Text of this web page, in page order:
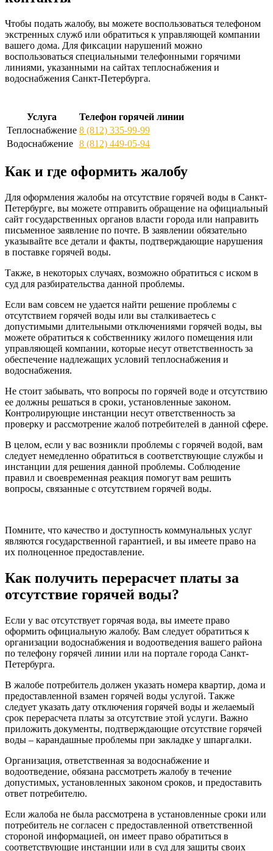
Чтобы подать жалобу, вы можете воспользоваться телефоном
экстренных служб или обратиться к управляющей компании
вашего дома. Для фиксации нарушений можно
воспользоваться специальными телефонными горячими
линиями, указанными на сайтах теплоснабжения и
водоснабжения Санкт-Петербурга.
Услуга
Телефон горячей линии
Теплоснабжение 8 (812) 335-99-99
Водоснабжение 8 (812) 449-05-94
Как и где оформить жалобу
Для оформления жалобы на отсутствие горячей воды в Санкт-
Петербурге, вы можете отправить обращение на официальный
сайт государственных органов власти города или направить
письменное заявление по почте. В заявлении обязательно
указывайте все детали и факты, подтверждающие нарушения
в поставке горячей воды.
Также, в некоторых случаях, возможно обратиться с иском в
суд для разбирательства данной проблемы.
Если вам совсем не удается найти решение проблемы с
отсутствием горячей воды или вы сталкиваетесь с
допустимыми длительными отключениями горячей воды, вы
можете обратиться к собственнику жилого помещения или
управляющей компании, которые несут ответственность за
обеспечение надлежащих условий теплоснабжения и
водоснабжения.
Не стоит забывать, что вопросы по горячей воде и отсутствию
ее должны решаться в сроки, установленные законом.
Контролирующие инстанции несут ответственность за
проверку и рассмотрение жалоб потребителей в данной сфере.
В целом, если у вас возникли проблемы с горячей водой, вам
следует немедленно обратиться в соответствующие службы и
инстанции для решения данной проблемы. Соблюдение
правил и своевременная реакция помогут вам решить
вопросы, связанные с отсутствием горячей воды.
Помните, что качество и доступность коммунальных услуг
являются государственной гарантией, и вы имеете право на
их полноценное предоставление.
Как получить перерасчет платы за
отсутствие горячей воды?
Если у вас отсутствует горячая вода, вы имеете право
оформить официальную жалобу. Вам следует обратиться к
организации водоснабжения и водоотведения вашего района
по телефону горячей линии или на портале города Санкт-
Петербурга.
В жалобе потребитель должен указать номера квартир, дома и
предоставленной взамен горячей воды услугой. Также
следует указать дату отключения горячей воды и желаемый
срок перерасчета платы за отсутствие этой услуги. Важно
приложить документы, подтверждающие отсутствие горячей
воды – карандашные проблемы при закладке у шпаргалки.
Организация, ответственная за водоснабжение и
водоотведение, обязана рассмотреть жалобу в течение
допустимых, установленных законом сроков, и предоставить
ответ потребителю.
Если жалоба не была рассмотрена в установленные сроки или
потребитель не согласен с предоставленной ответственной
стороной информацией, он имеет право обратиться в
соответствующие инстанции или в суд для защиты своих